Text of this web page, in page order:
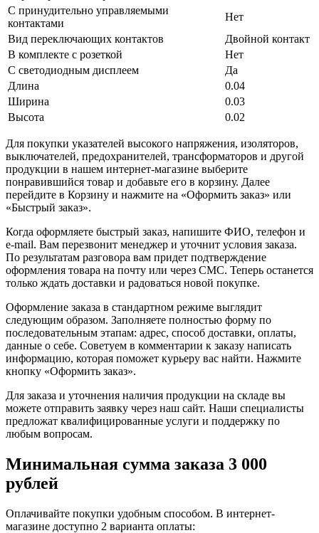
С принудительно управляемыми
контактами
Нет
Вид переключающих контактов
Двойной контакт
В комплекте с розеткой
Нет
С светодиодным дисплеем
Да
Длина
0.04
Ширина
0.03
Высота
0.02
Для покупки указателей высокого напряжения, изоляторов,
выключателей, предохранителей, трансформаторов и другой
продукции в нашем интернет-магазине выберите
понравившийся товар и добавьте его в корзину. Далее
перейдите в Корзину и нажмите на «Оформить заказ» или
«Быстрый заказ».
Когда оформляете быстрый заказ, напишите ФИО, телефон и
e-mail. Вам перезвонит менеджер и уточнит условия заказа.
По результатам разговора вам придет подтверждение
оформления товара на почту или через СМС. Теперь останется
только ждать доставки и радоваться новой покупке.
Оформление заказа в стандартном режиме выглядит
следующим образом. Заполняете полностью форму по
последовательным этапам: адрес, способ доставки, оплаты,
данные о себе. Советуем в комментарии к заказу написать
информацию, которая поможет курьеру вас найти. Нажмите
кнопку «Оформить заказ».
Для заказа и уточнения наличия продукции на складе вы
можете отправить заявку через наш сайт. Наши специалисты
предложат квалифицированные услуги и поддержку по
любым вопросам.
Минимальная сумма заказа 3 000
рублей
Оплачивайте покупки удобным способом. В интернет-
магазине доступно 2 варианта оплаты: